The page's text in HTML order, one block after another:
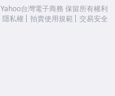
Yahoo台灣電子商務 保留所有權利
隱私權 拍賣使用規範 交易安全